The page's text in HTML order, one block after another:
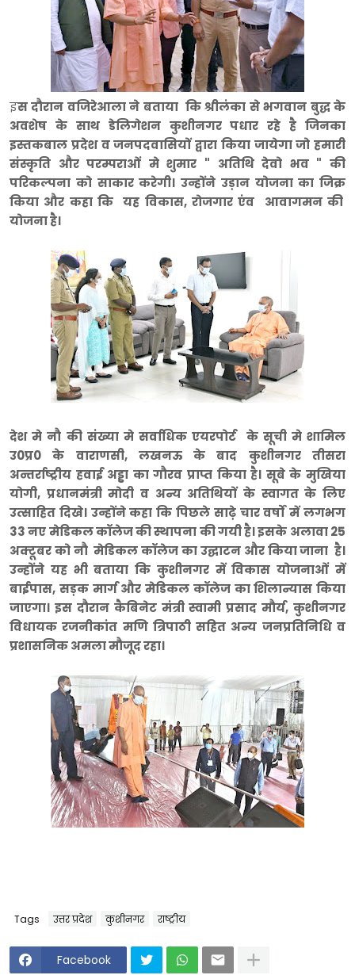
इस दौरान वजिरेआला ने बताया कि श्रीलंका से भगवान बुद्ध के
अवशेष के साथ डेलिगेशन कुशीनगर पधार रहे है जिनका
इस्तकबाल प्रदेश व जनपदवासियों द्वारा किया जायेगा जो हमारी
संस्कृति और परम्पराओं मे शुमार " अतिथि देवो भव " की
परिकल्पना को साकार करेगी। उन्होंने उड़ान योजना का जिक्र
किया और कहा कि यह विकास, रोजगार एंव आवागमन की
योजना है।
देश मे नौ की संख्या मे सर्वाधिक एयरपोर्ट के सूची मे शामिल
उ0प्र0 के वाराणसी, लखनऊ के बाद कुशीनगर तीसरा
अन्तर्राष्ट्रीय हवाई अड्डा का गौरव प्राप्त किया है। सूबे के मुखिया
योगी, प्रधानमंत्री मोदी व अन्य अतिथियों के स्वागत के लिए
उत्साहित दिखे। उन्होंने कहा कि पिछले साढ़े चार वर्षों में लगभग
33 नए मेडिकल कॉलेज की स्थापना की गयी है। इसके अलावा 25
अक्टूबर को नौ मेडिकल कॉलेज का उद्घाटन और किया जाना है।
उन्होंने यह भी बताया कि कुशीनगर में विकास योजनाओं में
बाईपास, सड़क मार्ग और मेडिकल कॉलेज का शिलान्यास किया
जाएगा। इस दौरान कैबिनेट मंत्री स्वामी प्रसाद मौर्य, कुशीनगर
विधायक रजनीकांत मणि त्रिपाठी सहित अन्य जनप्रतिनिधि व
प्रशासनिक अमला मौजूद रहा।
Tags उत्तर प्रदेश कुशीनगर राष्ट्रीय
Facebook